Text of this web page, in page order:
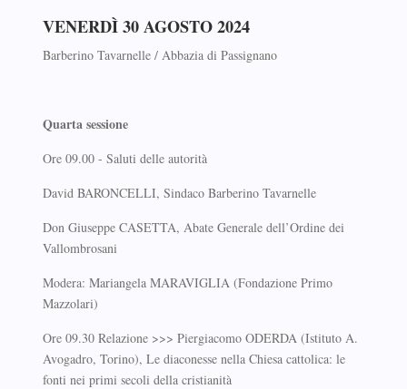
VENERDÌ 30 AGOSTO 2024
Barberino Tavarnelle / Abbazia di Passignano
Quarta sessione
Ore 09.00 - Saluti delle autorità
David BARONCELLI, Sindaco Barberino Tavarnelle
Don Giuseppe CASETTA, Abate Generale dell’Ordine dei
Vallombrosani
Modera: Mariangela MARAVIGLIA (Fondazione Primo
Mazzolari)
Ore 09.30 Relazione >>> Piergiacomo ODERDA (Istituto A.
Avogadro, Torino), Le diaconesse nella Chiesa cattolica: le
fonti nei primi secoli della cristianità